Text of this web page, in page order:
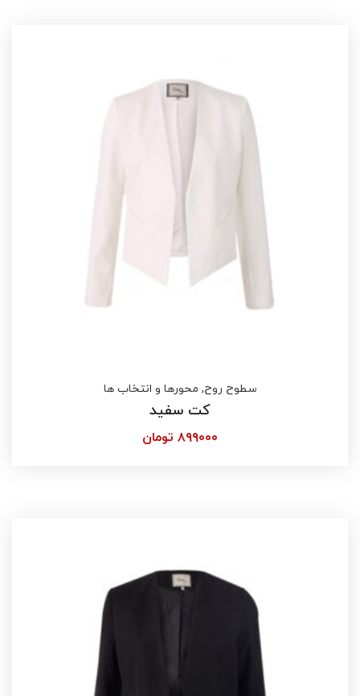
سطوح روح, محورها و انتخاب ها
کت سفید
۸۹۹۰۰۰ تومان